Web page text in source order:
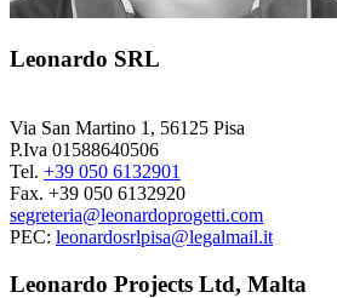
Leonardo SRL
Via San Martino 1, 56125 Pisa
P.Iva 01588640506
Tel. +39 050 6132901
Fax. +39 050 6132920
segreteria@leonardoprogetti.com
PEC: leonardosrlpisa@legalmail.it
Leonardo Projects Ltd, Malta